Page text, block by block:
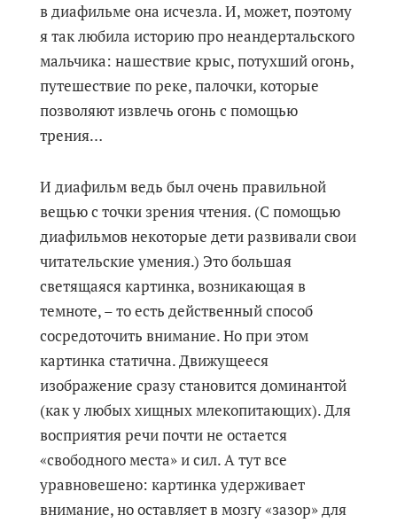
в диафильме она исчезла. И, может, поэтому
я так любила историю про неандертальского
мальчика: нашествие крыс, потухший огонь,
путешествие по реке, палочки, которые
позволяют извлечь огонь с помощью
трения…
И диафильм ведь был очень правильной
вещью с точки зрения чтения. (С помощью
диафильмов некоторые дети развивали свои
читательские умения.) Это большая
светящаяся картинка, возникающая в
темноте, – то есть действенный способ
сосредоточить внимание. Но при этом
картинка статична. Движущееся
изображение сразу становится доминантой
(как у любых хищных млекопитающих). Для
восприятия речи почти не остается
«свободного места» и сил. А тут все
уравновешено: картинка удерживает
внимание, но оставляет в мозгу «зазор» для